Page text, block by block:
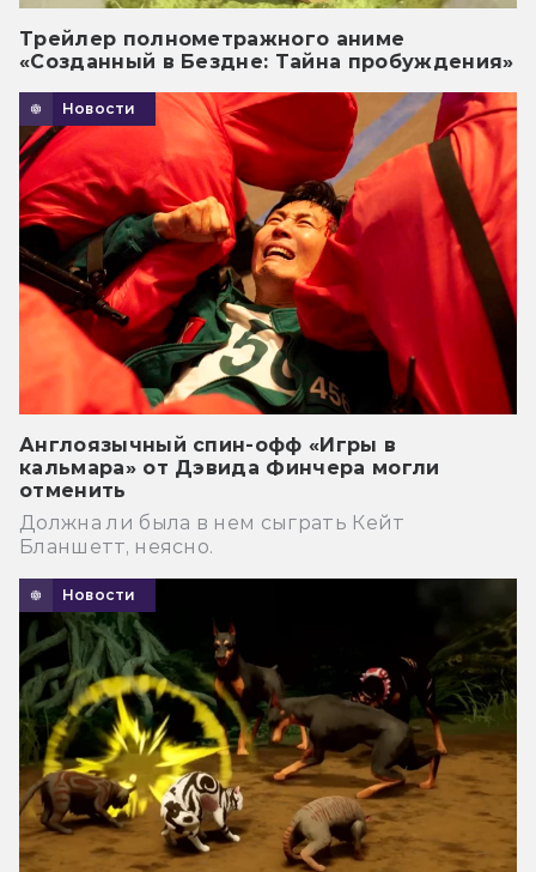
Трейлер полнометражного аниме
«Созданный в Бездне: Тайна пробуждения»
Новости
Англоязычный спин-офф «Игры в
кальмара» от Дэвида Финчера могли
отменить
Должна ли была в нем сыграть Кейт
Бланшетт, неясно.
Новости